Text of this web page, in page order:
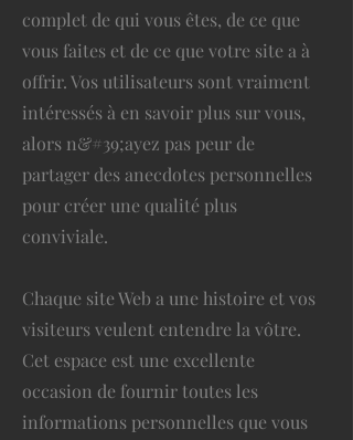
complet de qui vous êtes, de ce que
vous faites et de ce que votre site a à
offrir. Vos utilisateurs sont vraiment
intéressés à en savoir plus sur vous,
alors n&#39;ayez pas peur de
partager des anecdotes personnelles
pour créer une qualité plus
conviviale.
Chaque site Web a une histoire et vos
visiteurs veulent entendre la vôtre.
Cet espace est une excellente
occasion de fournir toutes les
informations personnelles que vous